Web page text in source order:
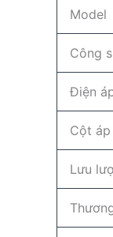
Model
Công
Điện
Cột áp
Lưu